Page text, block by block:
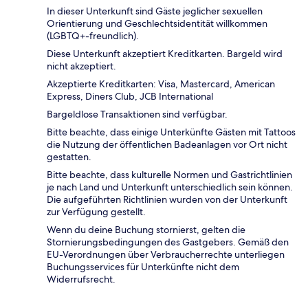
In dieser Unterkunft sind Gäste jeglicher sexuellen
Orientierung und Geschlechtsidentität willkommen
(LGBTQ+-freundlich).
Diese Unterkunft akzeptiert Kreditkarten. Bargeld wird
nicht akzeptiert.
Akzeptierte Kreditkarten: Visa, Mastercard, American
Express, Diners Club, JCB International
Bargeldlose Transaktionen sind verfügbar.
Bitte beachte, dass einige Unterkünfte Gästen mit Tattoos
die Nutzung der öffentlichen Badeanlagen vor Ort nicht
gestatten.
Bitte beachte, dass kulturelle Normen und Gastrichtlinien
je nach Land und Unterkunft unterschiedlich sein können.
Die aufgeführten Richtlinien wurden von der Unterkunft
zur Verfügung gestellt.
Wenn du deine Buchung stornierst, gelten die
Stornierungsbedingungen des Gastgebers. Gemäß den
EU-Verordnungen über Verbraucherrechte unterliegen
Buchungsservices für Unterkünfte nicht dem
Widerrufsrecht.